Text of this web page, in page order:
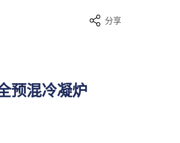
分享
预混冷凝炉